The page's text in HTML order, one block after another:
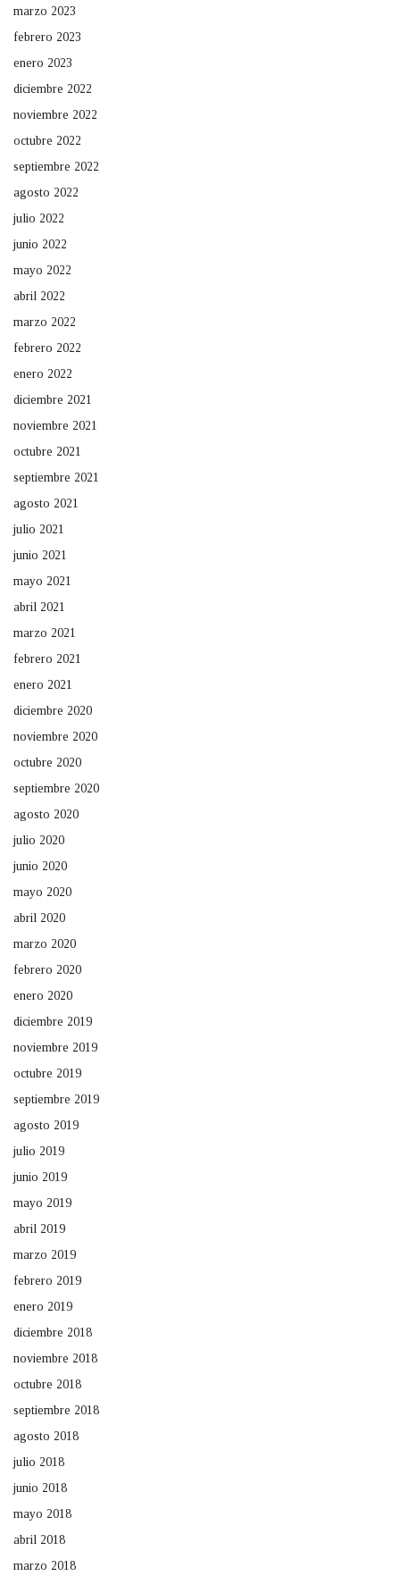
marzo 2023
febrero 2023
enero 2023
diciembre 2022
noviembre 2022
octubre 2022
septiembre 2022
agosto 2022
julio 2022
junio 2022
mayo 2022
abril 2022
marzo 2022
febrero 2022
enero 2022
diciembre 2021
noviembre 2021
octubre 2021
septiembre 2021
agosto 2021
julio 2021
junio 2021
mayo 2021
abril 2021
marzo 2021
febrero 2021
enero 2021
diciembre 2020
noviembre 2020
octubre 2020
septiembre 2020
agosto 2020
julio 2020
junio 2020
mayo 2020
abril 2020
marzo 2020
febrero 2020
enero 2020
diciembre 2019
noviembre 2019
octubre 2019
septiembre 2019
agosto 2019
julio 2019
junio 2019
mayo 2019
abril 2019
marzo 2019
febrero 2019
enero 2019
diciembre 2018
noviembre 2018
octubre 2018
septiembre 2018
agosto 2018
julio 2018
junio 2018
mayo 2018
abril 2018
marzo 2018